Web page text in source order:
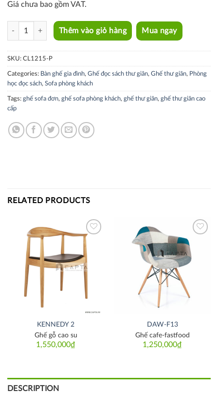
Giá chưa bao gồm VAT.
CL1215-P quantity
Thêm vào giỏ hàng Mua ngay
SKU: CL1215-P
Categories: Bàn ghế gia đình, Ghế đọc sách thư giãn, Ghế thư giãn, Phòng
học đọc sách, Sofa phòng khách
Tags: ghế sofa đơn, ghế sofa phòng khách, ghế thư giãn, ghế thư giãn cao
cấp
RELATED PRODUCTS
Thích
KENNEDY 2
1,550,000₫
Ghế gỗ cao su
DAW-F13
1,250,000₫
Ghế cafe-fastfood
DESCRIPTION